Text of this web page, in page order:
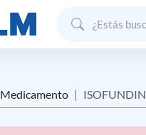
Medicamento ISOFUNDIN